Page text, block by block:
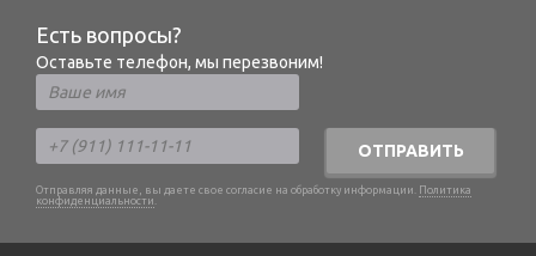
Есть вопросы?
Оставьте телефон, мы перезвоним!
ОТПРАВИТЬ
Отправляя данные, вы даете свое согласие на обработку информации. Политика
конфиденциальности .